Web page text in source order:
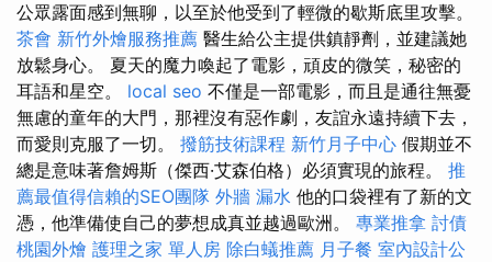
公眾露面感到無聊，以至於他受到了輕微的歇斯底里攻擊。
茶會 新竹外燴服務推薦 醫生給公主提供鎮靜劑，並建議她
放鬆身心。 夏天的魔力喚起了電影，頑皮的微笑，秘密的
耳語和星空。 local seo 不僅是一部電影，而且是通往無憂
無慮的童年的大門，那裡沒有惡作劇，友誼永遠持續下去，
而愛則克服了一切。 撥筋技術課程 新竹月子中心 假期並不
總是意味著詹姆斯（傑西·艾森伯格）必須實現的旅程。 推
薦最值得信賴的SEO團隊 外牆 漏水 他的口袋裡有了新的文
憑，他準備使自己的夢想成真並越過歐洲。 專業推拿 討債
桃園外燴 護理之家 單人房 除白蟻推薦 月子餐 室內設計公